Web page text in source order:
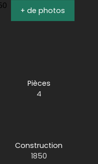
+ de photos
Pièces
4
Construction
1850